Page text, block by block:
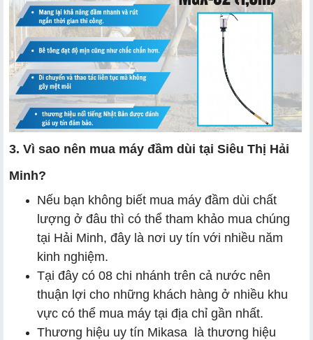
3. Vì sao nên mua máy đầm dùi tại Siêu Thị Hải
Minh?
Nếu bạn không biết mua máy đầm dùi chất
lượng ở đâu thì có thể tham khảo mua chúng
tại Hải Minh, đây là nơi uy tín với nhiều năm
kinh nghiệm.
Tại đây có 08 chi nhánh trên cả nước nên
thuận lợi cho những khách hàng ở nhiều khu
vực có thể mua máy tại địa chỉ gần nhất.
Thương hiệu uy tín Mikasa là thương hiệu